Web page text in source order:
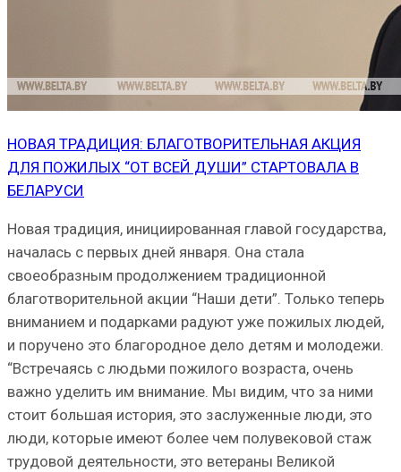
НОВАЯ ТРАДИЦИЯ: БЛАГОТВОРИТЕЛЬНАЯ АКЦИЯ
ДЛЯ ПОЖИЛЫХ “ОТ ВСЕЙ ДУШИ” СТАРТОВАЛА В
БЕЛАРУСИ
Новая традиция, инициированная главой государства,
началась с первых дней января. Она стала
своеобразным продолжением традиционной
благотворительной акции “Наши дети”. Только теперь
вниманием и подарками радуют уже пожилых людей,
и поручено это благородное дело детям и молодежи.
“Встречаясь с людьми пожилого возраста, очень
важно уделить им внимание. Мы видим, что за ними
стоит большая история, это заслуженные люди, это
люди, которые имеют более чем полувековой стаж
трудовой деятельности, это ветераны Великой